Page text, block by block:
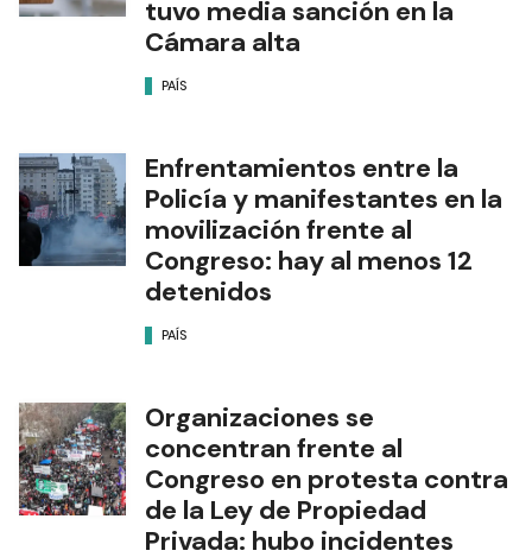
tuvo media sanción en la
Cámara alta
PAÍS
Enfrentamientos entre la
Policía y manifestantes en la
movilización frente al
Congreso: hay al menos 12
detenidos
PAÍS
Organizaciones se
concentran frente al
Congreso en protesta contra
de la Ley de Propiedad
Privada: hubo incidentes